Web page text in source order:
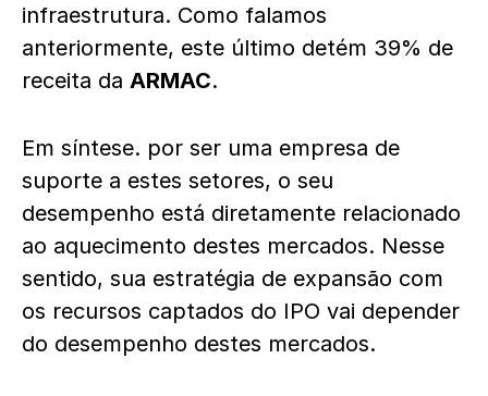
infraestrutura. Como falamos
anteriormente, este último detém 39% de
receita da ARMAC.
Em síntese. por ser uma empresa de
suporte a estes setores, o seu
desempenho está diretamente relacionado
ao aquecimento destes mercados. Nesse
sentido, sua estratégia de expansão com
os recursos captados do IPO vai depender
do desempenho destes mercados.